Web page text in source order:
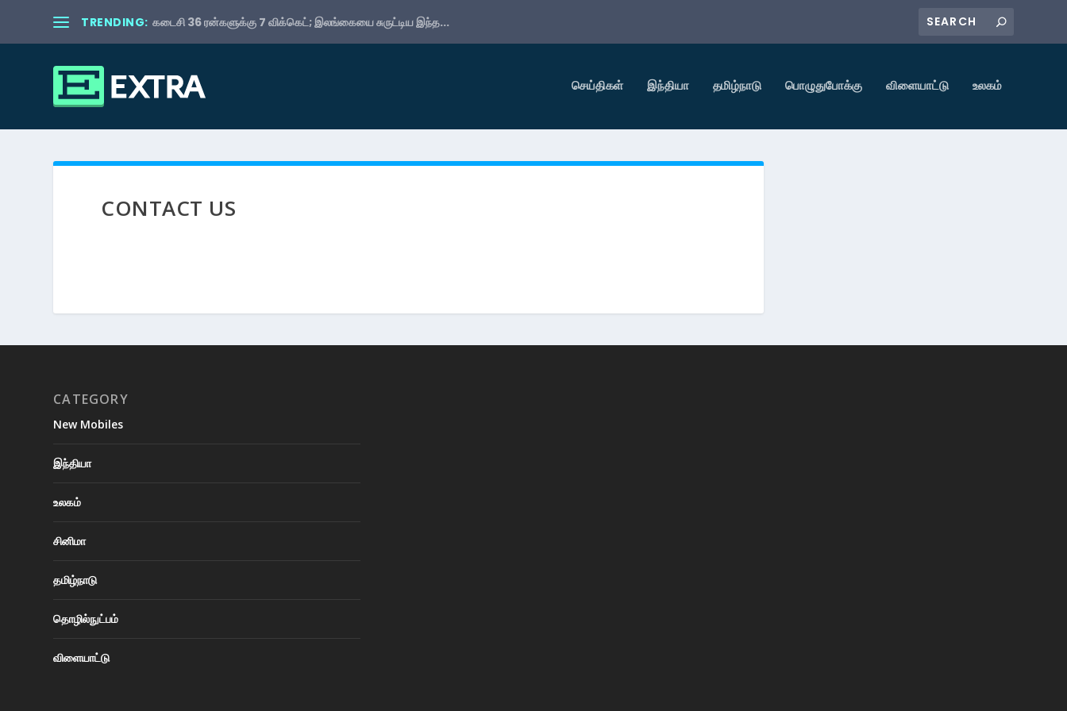
TRENDING: கடைசி 36 ரன்களுக்கு 7 விக்கெட்; இலங்கையை சுருட்டிய இந்த...
செய்திகள் இந்தியா தமிழ்நாடு பொழுதுபோக்கு விளையாட்டு உலகம்
CONTACT US
CATEGORY
New Mobiles
இந்தியா
உலகம்
சினிமா
தமிழ்நாடு
தொழில்நுட்பம்
விளையாட்டு